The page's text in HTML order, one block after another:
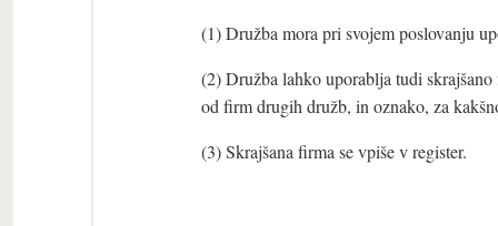
(1) Družba mora pri svojem poslovanju
(2) Družba lahko uporablja tudi
od firm drugih družb, in oznako, za
(3) Skrajšana firma se vpiše v register.